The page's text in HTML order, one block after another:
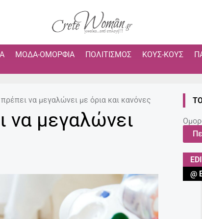
ΜΌΔΑ-ΟΜΟΡΦΙΆ ΠΟΛΙΤΙΣΜΌΣ ΚΟΥΣ-ΚΟΥΣ
πρέπει να μεγαλώνει με όρια και κανόνες
να μεγαλώνει
@